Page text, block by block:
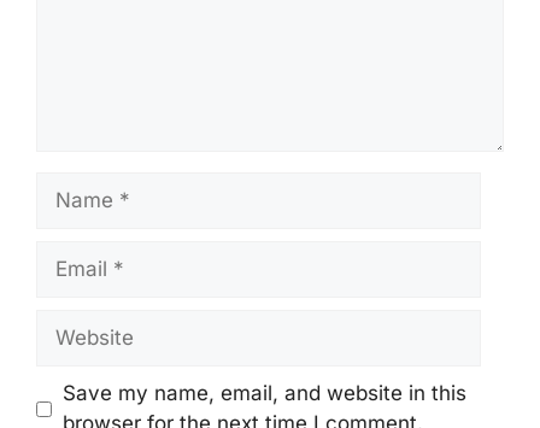
Name
Email
Website
Save my name, email, and website in this
browser for the next time I comment.